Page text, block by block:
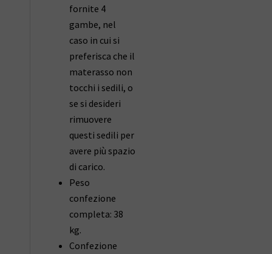
fornite 4
gambe, nel
caso in cui si
preferisca che il
materasso non
tocchi i sedili, o
se si desideri
rimuovere
questi sedili per
avere più spazio
di carico.
Peso
confezione
completa: 38
kg.
Confezione